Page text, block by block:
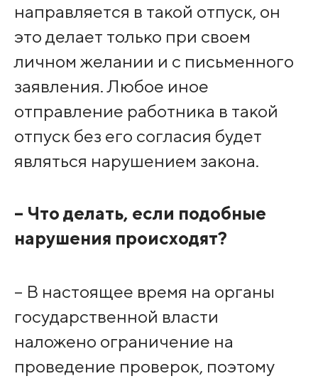
направляется в такой отпуск, он
это делает только при своем
личном желании и с письменного
заявления. Любое иное
отправление работника в такой
отпуск без его согласия будет
являться нарушением закона.
– Что делать, если подобные
нарушения происходят?
– В настоящее время на органы
государственной власти
наложено ограничение на
проведение проверок, поэтому